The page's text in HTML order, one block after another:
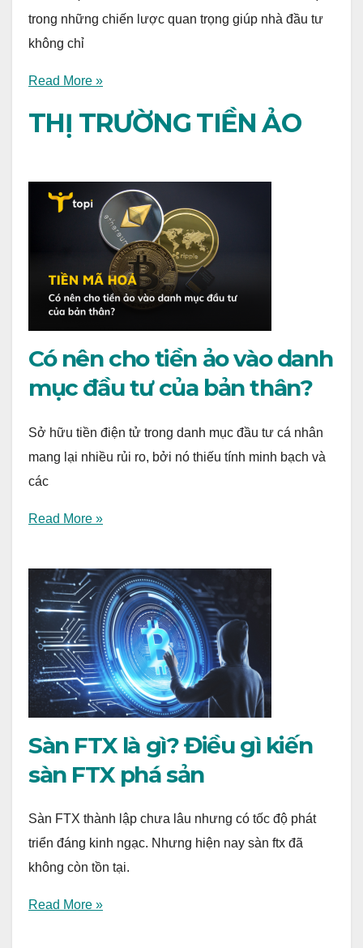
trong những chiến lược quan trọng giúp nhà đầu tư
không chỉ
Read More »
THỊ TRƯỜNG TIỀN ẢO
Có nên cho tiền ảo vào danh
mục đầu tư của bản thân?
Sở hữu tiền điện tử trong danh mục đầu tư cá nhân
mang lại nhiều rủi ro, bởi nó thiếu tính minh bạch và
các
Read More »
Sàn FTX là gì? Điều gì kiến
sàn FTX phá sản
Sàn FTX thành lập chưa lâu nhưng có tốc độ phát
triển đáng kinh ngạc. Nhưng hiện nay sàn ftx đã
không còn tồn tại.
Read More »